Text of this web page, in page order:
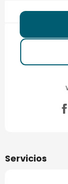
Servicios